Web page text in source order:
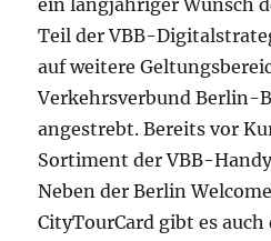
ein langjähriger Wunsch
Teil der VBB-
auf weitere
Verkehrsverbund Berlin-
angestrebt. Bereits vor
Sortiment der VBB-
Neben der Berlin
CityTourCard gibt es auch